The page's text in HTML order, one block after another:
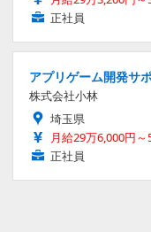
正社員
アプリゲーム開発サ
株式会社小林
埼玉県
月給29万6,000円～
正社員